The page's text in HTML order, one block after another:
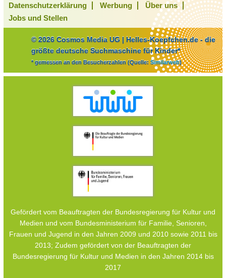
Datenschutzerklärung
Werbung
Über uns
Jobs und Stellen
© 2026 Cosmos Media UG | Helles-Koepfchen.de - die
größte deutsche Suchmaschine für Kinder*
* gemessen an den Besucherzahlen (Quelle: Similarweb)
Gefördert vom Beauftragten der Bundesregierung für Kultur und
Medien und vom Bundesministerium für Familie, Senioren,
Frauen und Jugend in den Jahren 2009 und 2010 sowie 2011 bis
2013; Zudem gefördert von der Beauftragten der
Bundesregierung für Kultur und Medien in den Jahren 2014 bis
2017